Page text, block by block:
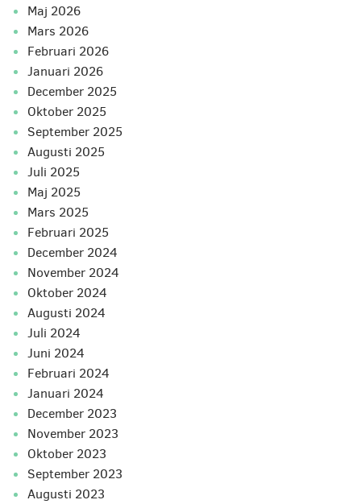
maj 2026
mars 2026
februari 2026
januari 2026
december 2025
oktober 2025
september 2025
augusti 2025
juli 2025
maj 2025
mars 2025
februari 2025
december 2024
november 2024
oktober 2024
augusti 2024
juli 2024
juni 2024
februari 2024
januari 2024
december 2023
november 2023
oktober 2023
september 2023
augusti 2023